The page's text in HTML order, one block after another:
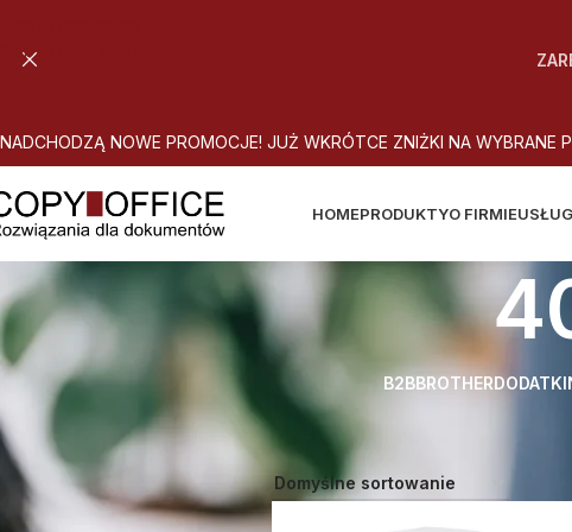
Skip to main content
NADCHODZĄ NOWE PROMOCJE! JUŻ WKRÓTCE ZNIŻKI NA WYBRANE P
HOMEPRODUKTYO FIRMIE
B2BBROTHERDODATKI
Strona główna